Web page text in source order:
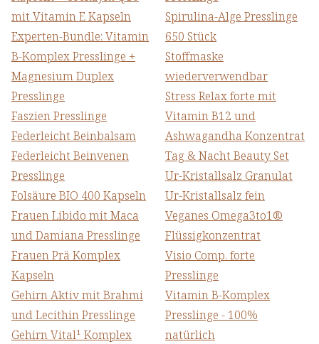
mit Vitamin E Kapseln
Experten-Bundle: Vitamin
B-Komplex Presslinge +
Magnesium Duplex
Presslinge
Faszien Presslinge
Federleicht Beinbalsam
Federleicht Beinvenen
Presslinge
Folsäure BIO 400 Kapseln
Frauen Libido mit Maca
und Damiana Presslinge
Frauen Prä Komplex
Kapseln
Gehirn Aktiv mit Brahmi
und Lecithin Presslinge
Gehirn Vital¹ Komplex
Spirulina-Alge Presslinge
650 Stück
Stoffmaske
wiederverwendbar
Stress Relax forte mit
Vitamin B12 und
Ashwagandha Konzentrat
Tag & Nacht Beauty Set
Ur-Kristallsalz Granulat
Ur-Kristallsalz fein
Veganes Omega3to1®
Flüssigkonzentrat
Visio Comp. forte
Presslinge
Vitamin B-Komplex
Presslinge - 100%
natürlich